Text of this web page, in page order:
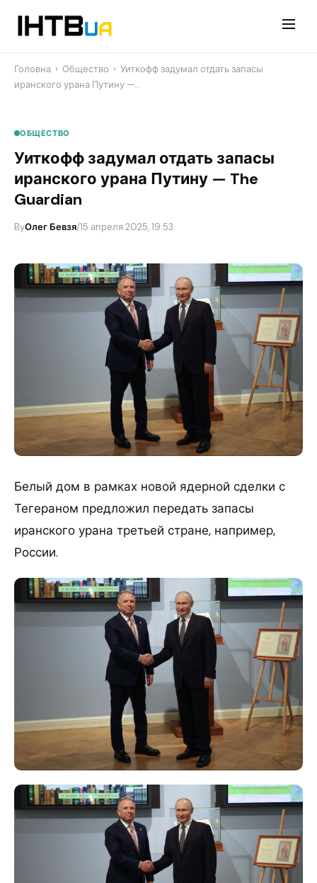
Головна › Общество › ​Уиткофф задумал отдать запасы
иранского урана Путину —…
ОБЩЕСТВО
​Уиткофф задумал отдать запасы
иранского урана Путину — The
Guardian
ByОлег Бевзя/15 апреля 2025, 19:53
Белый дом в рамках новой ядерной сделки с
Тегераном предложил передать запасы
иранского урана третьей стране, например,
России.